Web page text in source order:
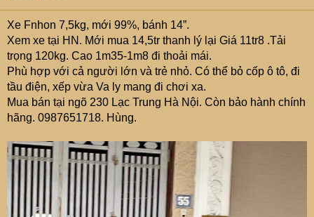
Xe Fnhon 7,5kg, mới 99%, bánh 14”.
Xem xe tại HN. Mới mua 14,5tr thanh lý lại Giá 11tr8 .Tải
trọng 120kg. Cao 1m35-1m8 đi thoải mái.
Phù hợp với cả người lớn và trẻ nhỏ. Có thể bỏ cốp ô tô, đi
tầu điện, xếp vừa Va ly mang đi chơi xa.
Mua bán tại ngõ 230 Lạc Trung Hà Nội. Còn bảo hành chính
hãng. 0987651718. Hùng.